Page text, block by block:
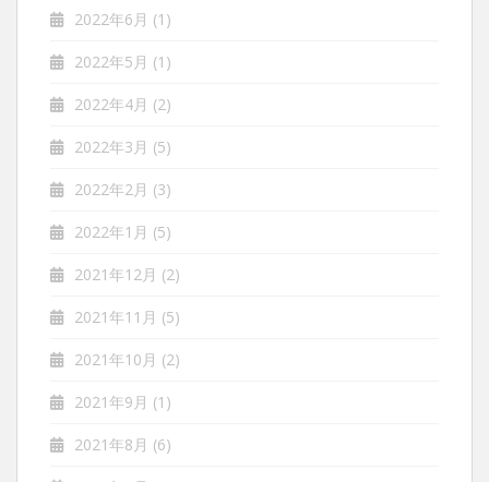
2022年6月 (1)
2022年5月 (1)
2022年4月 (2)
2022年3月 (5)
2022年2月 (3)
2022年1月 (5)
2021年12月 (2)
2021年11月 (5)
2021年10月 (2)
2021年9月 (1)
2021年8月 (6)